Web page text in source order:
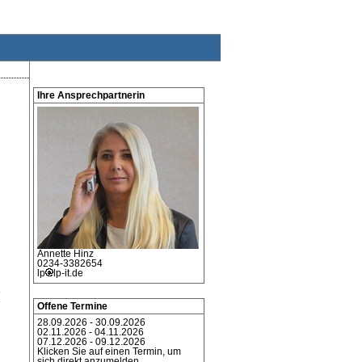
Ihre Ansprechpartnerin
Annette Hinz
0234-3382654
lp
lp-it.de
Offene Termine
28.09.2026 - 30.09.2026
02.11.2026 - 04.11.2026
07.12.2026 - 09.12.2026
Klicken Sie auf einen Termin, um